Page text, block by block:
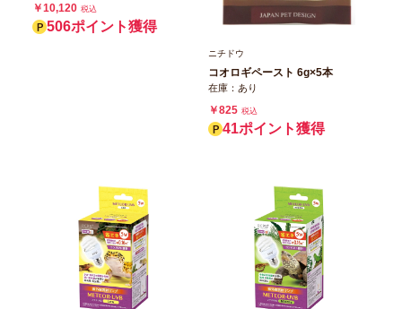
￥10,120 税込
506ポイント獲得
ニチドウ
コオロギペースト 6g×5本
在庫：あり
￥825 税込
41ポイント獲得